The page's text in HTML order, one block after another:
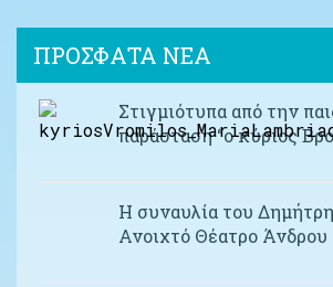
ΠΡΟΣΦΑΤΑ ΝΕΑ
Στιγμιότυπα από την
παράσταση “ο κύριος
Η συναυλία του
Ανοιχτό Θέατρο Άνδρου